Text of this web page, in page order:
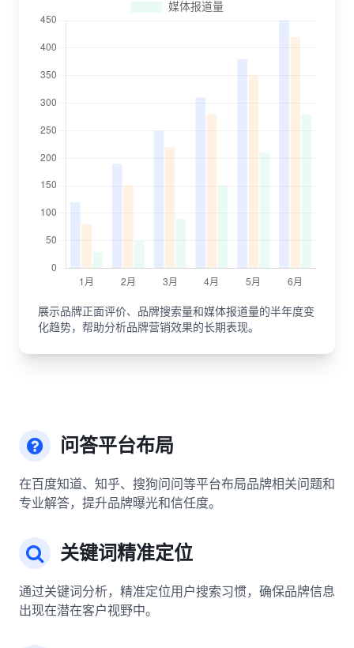
展示品牌正面评价、品牌搜索量和媒体报道量的半年度变
化趋势，帮助分析品牌营销效果的长期表现。
问答平台布局
在百度知道、知乎、搜狗问问等平台布局品牌相关问题和
专业解答，提升品牌曝光和信任度。
关键词精准定位
通过关键词分析，精准定位用户搜索习惯，确保品牌信息
出现在潜在客户视野中。